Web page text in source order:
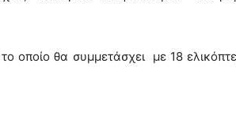
οποίο θα συμμετάσχει με 18